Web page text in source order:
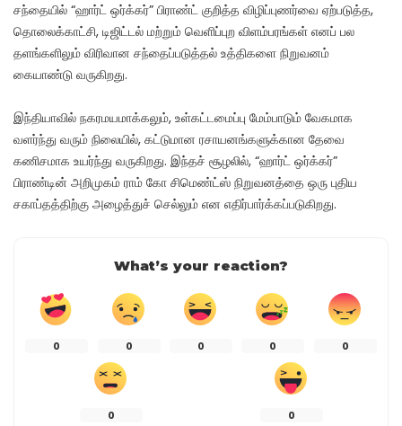
சந்தையில் “ஹார்ட் ஒர்க்கர்” பிராண்ட் குறித்த விழிப்புணர்வை ஏற்படுத்த,
தொலைக்காட்சி, டிஜிட்டல் மற்றும் வெளிப்புற விளம்பரங்கள் எனப் பல
தளங்களிலும் விரிவான சந்தைப்படுத்தல் உத்திகளை நிறுவனம்
கையாண்டு வருகிறது.
இந்தியாவில் நகரமயமாக்கலும், உள்கட்டமைப்பு மேம்பாடும் வேகமாக
வளர்ந்து வரும் நிலையில், கட்டுமான ரசாயனங்களுக்கான தேவை
கணிசமாக உயர்ந்து வருகிறது. இந்தச் சூழலில், “ஹார்ட் ஒர்க்கர்”
பிராண்டின் அறிமுகம் ராம் கோ சிமெண்ட்ஸ் நிறுவனத்தை ஒரு புதிய
சகாப்தத்திற்கு அழைத்துச் செல்லும் என எதிர்பார்க்கப்படுகிறது.
What’s your reaction?
0 0 0 0 0
0 0